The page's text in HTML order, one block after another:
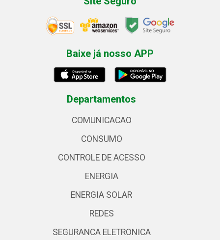
Baixe já nosso APP
Departamentos
COMUNICACAO
CONSUMO
CONTROLE DE ACESSO
ENERGIA
ENERGIA SOLAR
REDES
SEGURANCA ELETRONICA